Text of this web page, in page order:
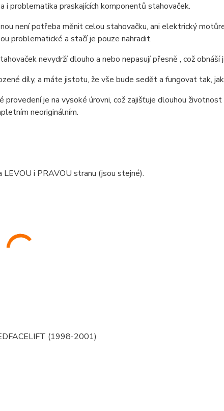
i problematika praskajících komponentů stahovaček.
není potřeba měnit celou stahovačku, ani elektrický
problematické a stačí je pouze nahradit.
nevydrží dlouho a nebo nepasují přesně , což obnáší
díly, a máte jistotu, že vše bude sedět a fungovat tak,
je na vysoké úrovni, což zajišťuje dlouhou
neoriginálním.
i PRAVOU stranu (jsou stejné).
(1998-2001)